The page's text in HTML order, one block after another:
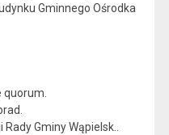
Gminnego Ośrodka
Gminy Wąpielsk..